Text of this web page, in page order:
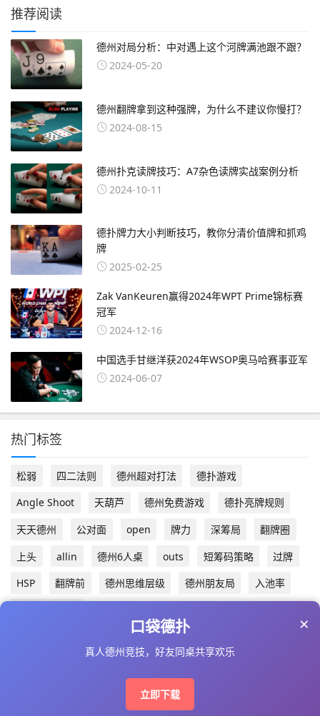
推荐阅读
德州对局分析：中对遇上这个河牌满池跟不跟？
2024-05-20
德州翻牌拿到这种强牌，为什么不建议你慢打？
2024-08-15
德州扑克读牌技巧：A7杂色读牌实战案例分析
2024-10-11
德扑牌力大小判断技巧，教你分清价值牌和抓鸡
牌
2025-02-25
Zak VanKeuren赢得2024年WPT Prime锦标赛
冠军
2024-12-16
中国选手甘继洋获2024年WSOP奥马哈赛事亚军
2024-06-07
热门标签
松弱 四二法则 德州超对打法
德扑游戏
Angle Shoot
天葫芦 德州免费游戏
德扑亮牌规则
天天德州
公对面 open 牌力 深筹局
翻牌圈
上头
allin 德州6人桌 outs 短筹码策略
过牌
HSP
翻牌前 德州思维层级 德州朋友局
入池率
琼ICP备2024016187号-2
×
口袋德扑
真人德州竞技，好友同桌共享欢乐
立即下载